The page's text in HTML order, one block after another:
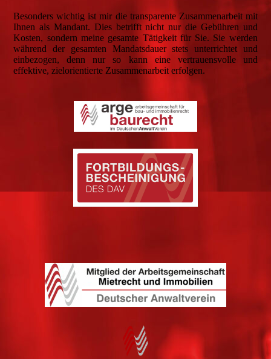
Besonders wichtig ist mir die transparente Zusammenarbeit mit
Ihnen als Mandant. Dies betrifft nicht nur die Gebühren und
Kosten, sondern meine gesamte Tätigkeit für Sie. Sie werden
während der gesamten Mandatsdauer stets unterrichtet und
einbezogen, denn nur so kann eine vertrauensvolle und
effektive, zielorientierte Zusammenarbeit erfolgen.